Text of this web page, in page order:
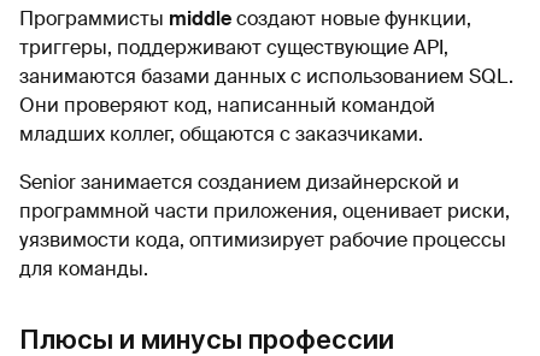
Программисты middleсоздают новые функции,
триггеры, поддерживают существующие API,
занимаются базами данных с использованием SQL.
Они проверяют код, написанный командой
младших коллег, общаются с заказчиками.
Senior занимается созданием дизайнерской и
программной части приложения, оценивает риски,
уязвимости кода, оптимизирует рабочие процессы
для команды.
Плюсы и минусы профессии